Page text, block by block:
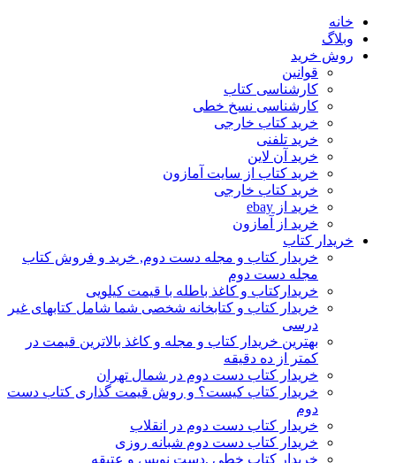
خانه
وبلاگ
روش خرید
قوانین
کارشناسی کتاب
کارشناسی نسخ خطی
خرید کتاب خارجی
خرید تلفنی
خرید آن لاین
خرید کتاب از سایت آمازون
خرید کتاب خارجی
خرید از ebay
خرید از آمازون
خریدار کتاب
خریدار کتاب و مجله دست دوم, خرید و فروش کتاب
مجله دست دوم
خریدارکتاب و کاغذ باطله با قیمت کیلویی
خریدار کتاب و کتابخانه شخصی شما شامل کتابهای غیر
درسی
بهترین خریدار کتاب و مجله و کاغذ بالاترین قیمت در
کمتر از ده دقیقه
خریدار کتاب دست دوم در شمال تهران
خریدار کتاب کیست؟ و روش قیمت گذاری کتاب دست
دوم
خریدار کتاب دست دوم در انقلاب
خریدار کتاب دست دوم شبانه روزی
خریدار کتاب خطی ,دست نویس و عتیقه